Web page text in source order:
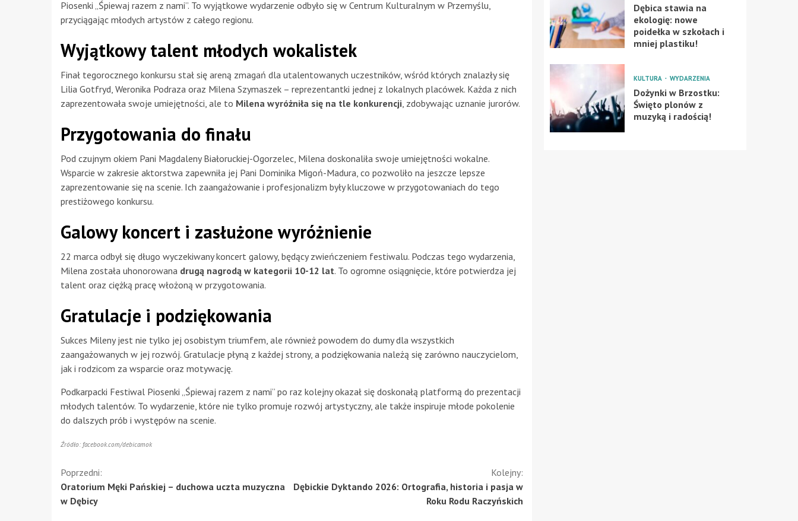
Piosenki „Śpiewaj razem z nami”. To wyjątkowe wydarzenie odbyło się w Centrum Kulturalnym w Przemyślu,
przyciągając młodych artystów z całego regionu.
Wyjątkowy talent młodych wokalistek
Finał tegorocznego konkursu stał się areną zmagań dla utalentowanych uczestników, wśród których znalazły się
Lilia Gotfryd, Weronika Podraza oraz Milena Szymaszek – reprezentantki jednej z lokalnych placówek. Każda z nich
zaprezentowała swoje umiejętności, ale to Milena wyróżniła się na tle konkurencji , zdobywając uznanie jurorów.
Przygotowania do finału
Pod czujnym okiem Pani Magdaleny Białoruckiej-Ogorzelec, Milena doskonaliła swoje umiejętności wokalne.
Wsparcie w zakresie aktorstwa zapewniła jej Pani Dominika Migoń-Madura, co pozwoliło na jeszcze lepsze
zaprezentowanie się na scenie. Ich zaangażowanie i profesjonalizm były kluczowe w przygotowaniach do tego
prestiżowego konkursu.
Galowy koncert i zasłużone wyróżnienie
22 marca odbył się długo wyczekiwany koncert galowy, będący zwieńczeniem festiwalu. Podczas tego wydarzenia,
Milena została uhonorowana drugą nagrodą w kategorii 10-12 lat. To ogromne osiągnięcie, które potwierdza jej
talent oraz ciężką pracę włożoną w przygotowania.
Gratulacje i podziękowania
Sukces Mileny jest nie tylko jej osobistym triumfem, ale również powodem do dumy dla wszystkich
zaangażowanych w jej rozwój. Gratulacje płyną z każdej strony, a podziękowania należą się zarówno nauczycielom,
jak i rodzicom za wsparcie oraz motywację.
Podkarpacki Festiwal Piosenki „Śpiewaj razem z nami” po raz kolejny okazał się doskonałą platformą do prezentacji
młodych talentów. To wydarzenie, które nie tylko promuje rozwój artystyczny, ale także inspiruje młode pokolenie
do dalszych prób i występów na scenie.
Źródło: facebook.com/debicamok
Kontynuuj
czytanie
Poprzedni:
Oratorium Męki Pańskiej – duchowa uczta muzyczna
w Dębicy
Kolejny:
Dębickie Dyktando 2026: Ortografia, historia i pasja w
Roku Rodu Raczyńskich
Dębica stawia na
ekologię: nowe
poidełka w szkołach i
mniej plastiku!
KULTURA WYDARZENIA
Dożynki w Brzostku:
Święto plonów z
muzyką i radością!